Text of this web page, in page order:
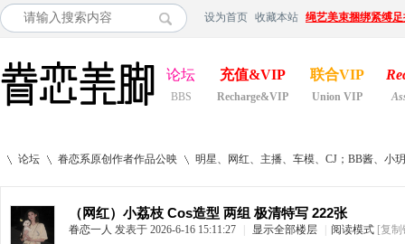
设为首页 收藏本站 绳艺美束捆绑紧缚
论坛
BBS
充值&VIP
Recharge&VIP
联合VIP
Union VIP
论坛
›
眷恋系原创作者作品公映
›
明星、网红、主播、车模、CJ；BB酱、小
（网红）小荔枝 Cos造型 两组 极清特写 222张
眷恋一人 发表于 2026-6-16 15:11:27 显示全部楼层 阅读模式 [复